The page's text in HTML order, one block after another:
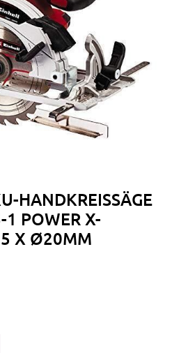
HANDKREISSÄGE
POWER X-
X Ø20MM